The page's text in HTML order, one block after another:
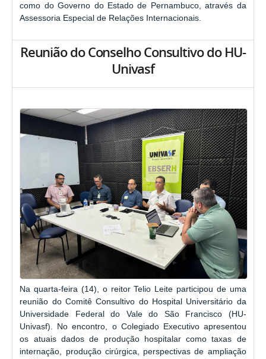
como do Governo do Estado de Pernambuco, através da
Assessoria Especial de Relações Internacionais.
Reunião do Conselho Consultivo do HU-
Univasf
Na quarta-feira (14), o reitor Telio Leite participou de uma
reunião do Comitê Consultivo do Hospital Universitário da
Universidade Federal do Vale do São Francisco (HU-
Univasf). No encontro, o Colegiado Executivo apresentou
os atuais dados de produção hospitalar como taxas de
internação, produção cirúrgica, perspectivas de ampliação